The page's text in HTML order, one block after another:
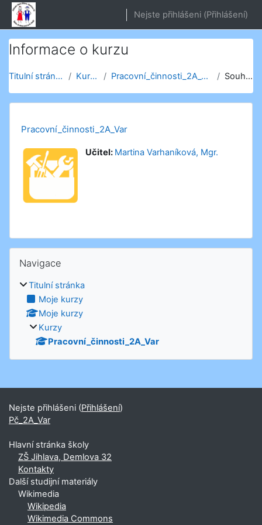
Přejít k hlavnímu obsahu
Nejste přihlášeni (Přihlášení)
Informace o kurzu
Titulní stránka Kurzy Pracovní_činnosti_2A_Var Souhrn
Pracovní_činnosti_2A_Var
Učitel: Martina Varhaníková, Mgr.
Navigace
Titulní stránka
Moje kurzy
Moje kurzy
Kurzy
Pracovní_činnosti_2A_Var
Nejste přihlášeni (Přihlášení)
Pč_2A_Var
Hlavní stránka školy
ZŠ Jihlava, Demlova 32
Kontakty
Další studijní materiály
Wikimedia
Wikipedia
Wikimedia Commons